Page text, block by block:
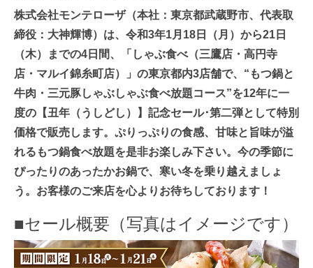
株式会社モンテローザ（本社：東京都武蔵野市、代表取
締役：大神輝博）は、令和3年1月18日（月）から21日
（木）までの4日間、「しゃぶ食べ（三鷹店・高円寺
店・マルイ錦糸町店）」の東京都内3店舗で、“もつ鍋と
牛肉・三元豚しゃぶしゃぶ食べ放題コース”を12年に一
度の【丑年（うしどし）】記念セール･第二弾として特別
価格で販売します。ぷりっぷりの食感、甘味と旨味が溢
れるもつ鍋食べ放題を是非お楽しみ下さい。今の季節に
ぴったりのあったかお鍋で、寒い冬を乗り越えましょ
う。お客様のご来店を心よりお待ちしております！
■セール概要（写真はイメージです）